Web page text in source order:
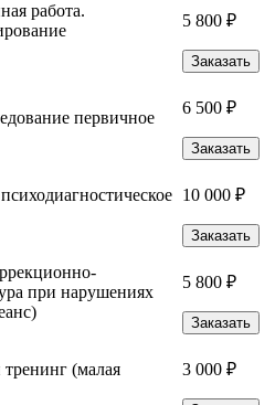
работа.
5 800 ₽
Заказать
первичное
6 500 ₽
Заказать
10 000 ₽
Заказать
при нарушениях
5 800 ₽
Заказать
(малая
3 000 ₽